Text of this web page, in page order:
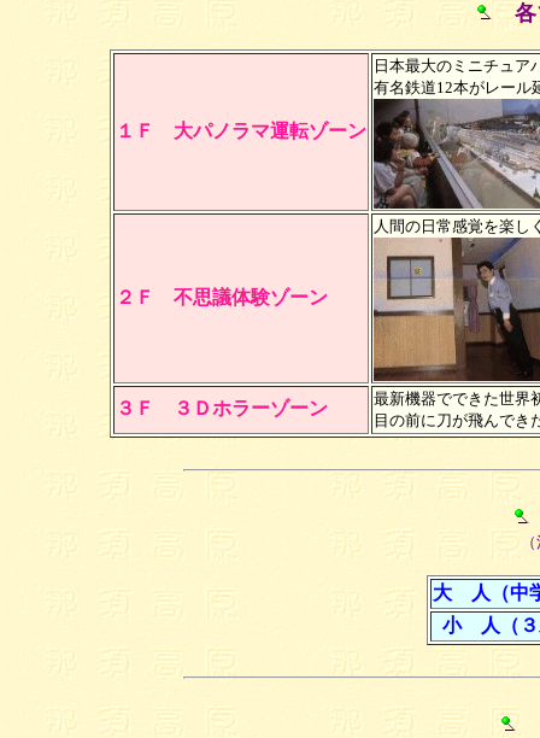
各
１Ｆ 大パノラマ運転ゾーン
日本最大のミニチュア
有名鉄道12本がレール
２Ｆ 不思議体験ゾーン
人間の日常感覚を楽し
３Ｆ ３Ｄホラーゾーン
最新機器でできた世界
目の前に刀が飛んでき
大 人（中
小 人（３